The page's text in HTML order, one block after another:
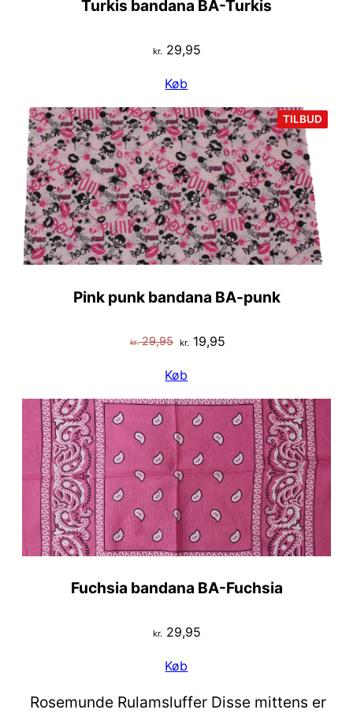
Turkis bandana BA-Turkis
kr. 29,95
Køb
TILBUD
PÅ
Pink punk bandana BA-punk
kr.29,95 Den
pris
var:
kr. 29,95.
kr. 19,95
er:
kr. 19,95.
Køb
Fuchsia bandana BA-Fuchsia
kr.29,95
Køb
Rosemunde Rulamsluffer Disse mittens er